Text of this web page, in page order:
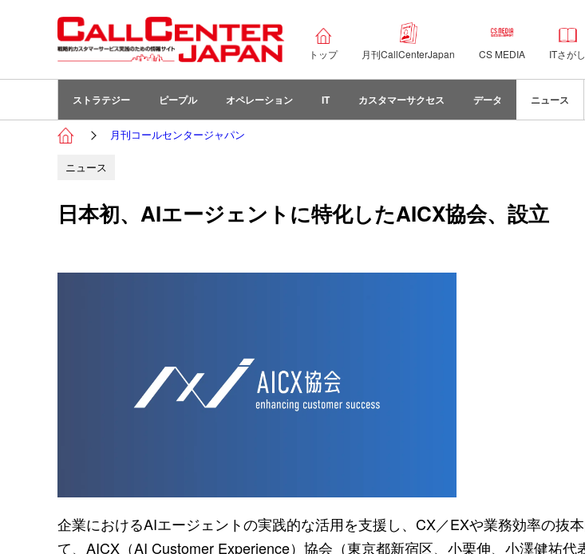
トップ 月刊CallCenterJapan CS MEDIA ITさがし
ストラテジー ピープル オペレーション IT カスタマーサクセス データ ニュース
月刊コールセンタージャパン
ニュース
日本初、AIエージェントに特化したAICX協会、設立
企業におけるAIエージェントの実践的な活用を支援し、CX／EXや業務効率の抜
て、AICX（AI Customer Experience）協会（東京都新宿区、小栗伸、小澤健祐代